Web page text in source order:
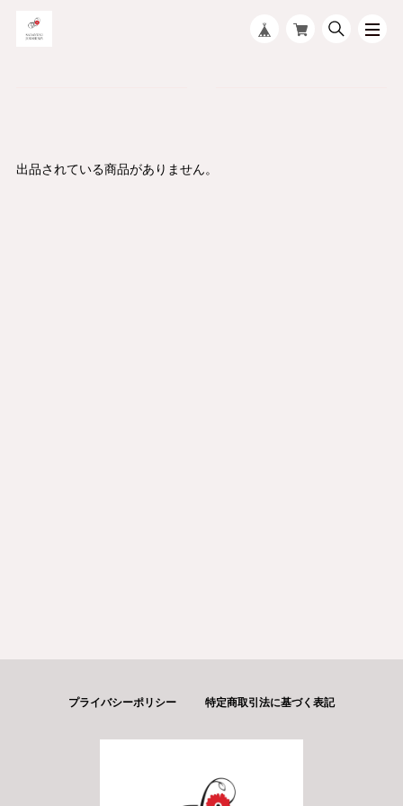
出品されている商品がありません。
プライバシーポリシー 特定商取引法に基づく表記